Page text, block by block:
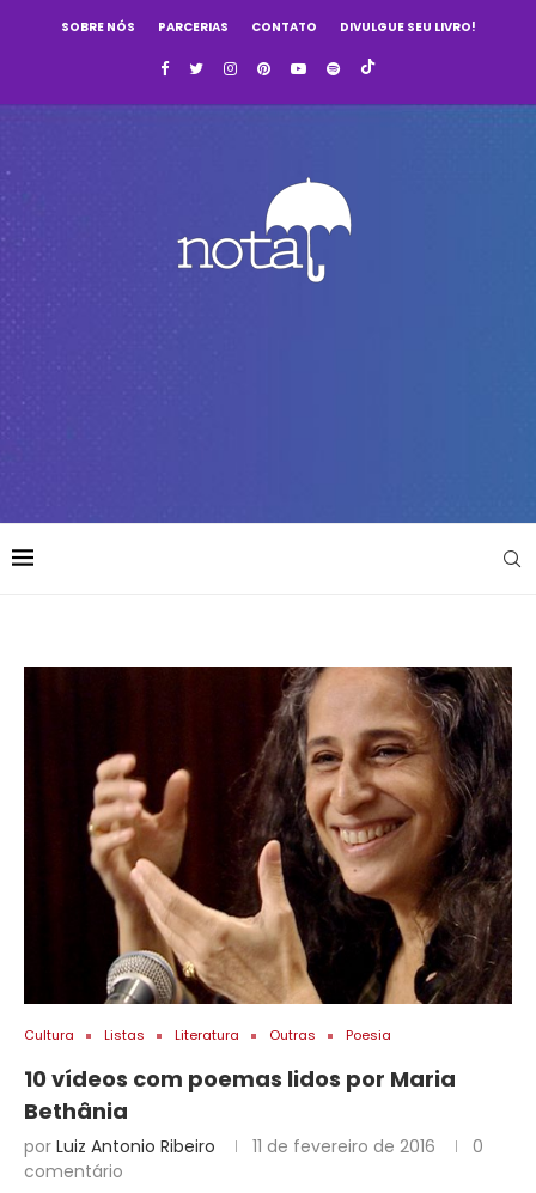
SOBRE NÓS PARCERIAS CONTATO DIVULGUE SEU LIVRO!
Cultura Listas Literatura Outras Poesia
10 vídeos com poemas lidos por Maria
Bethânia
por Luiz Antonio Ribeiro 11 de fevereiro de 2016
0
comentário